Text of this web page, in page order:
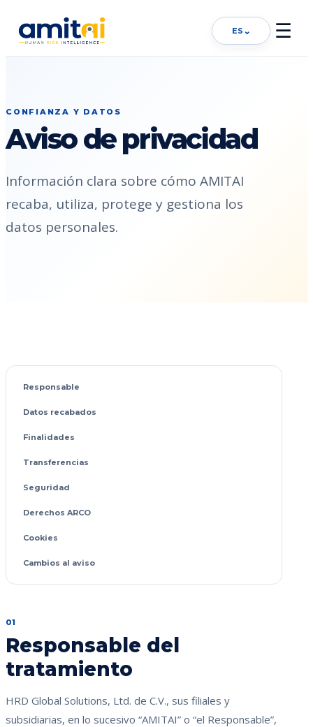
ES ⌄ ☰
CONFIANZA Y DATOS
Aviso de privacidad
Información clara sobre cómo AMITAI
recaba, utiliza, protege y gestiona los
datos personales.
Responsable
Datos recabados
Finalidades
Transferencias
Seguridad
Derechos ARCO
Cookies
Cambios al aviso
01
Responsable del
tratamiento
HRD Global Solutions, Ltd. de C.V., sus filiales y
subsidiarias, en lo sucesivo “AMITAI” o “el Responsable”,